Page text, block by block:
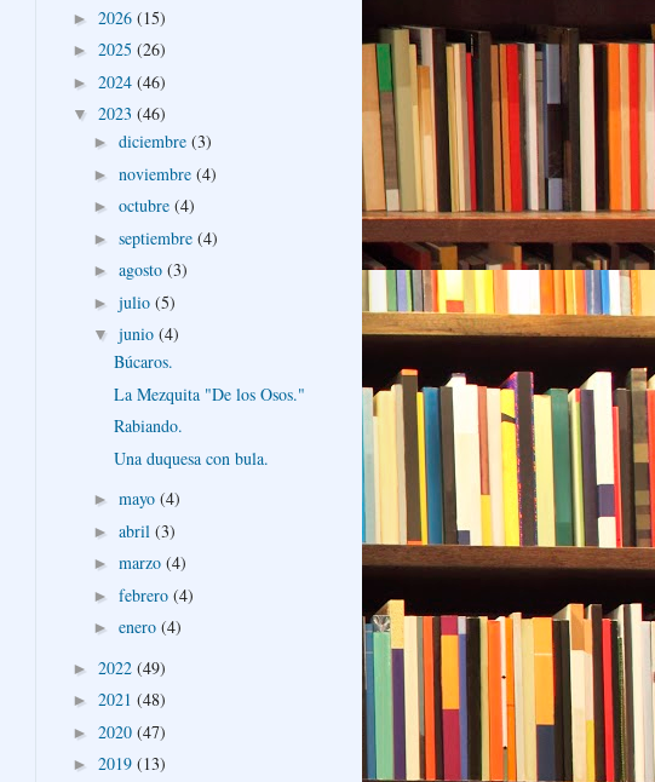
► 2026 (15)
► 2025 (26)
► 2024 (46)
▼ 2023 (46)
► diciembre (3)
► noviembre (4)
► octubre (4)
► septiembre (4)
► agosto (3)
► julio (5)
▼ junio (4)
Búcaros.
La Mezquita "De los Osos."
Rabiando.
Una duquesa con bula.
► mayo (4)
► abril (3)
► marzo (4)
► febrero (4)
► enero (4)
► 2022 (49)
► 2021 (48)
► 2020 (47)
► 2019 (13)